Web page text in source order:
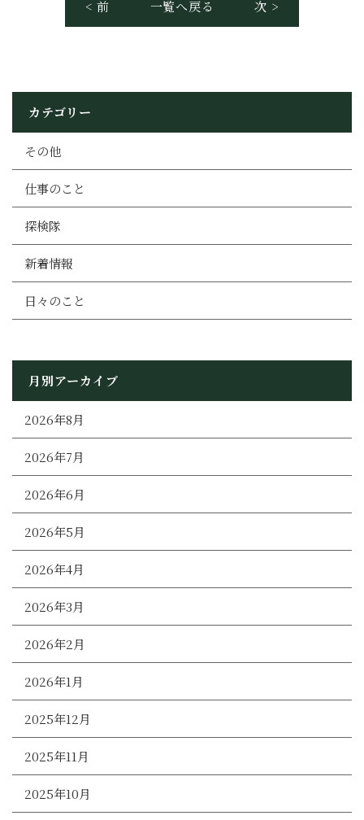
< 前 一覧へ戻る 次 >
カテゴリー
その他
仕事のこと
探検隊
新着情報
日々のこと
月別アーカイブ
2026年8月
2026年7月
2026年6月
2026年5月
2026年4月
2026年3月
2026年2月
2026年1月
2025年12月
2025年11月
2025年10月